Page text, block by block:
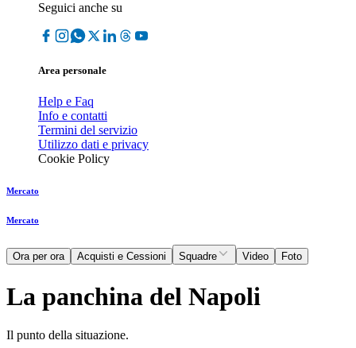
Seguici anche su
Area personale
Help e Faq
Info e contatti
Termini del servizio
Utilizzo dati e privacy
Cookie Policy
Mercato
Mercato
Ora per ora Acquisti e Cessioni Squadre Video Foto
La panchina del Napoli
Il punto della situazione.